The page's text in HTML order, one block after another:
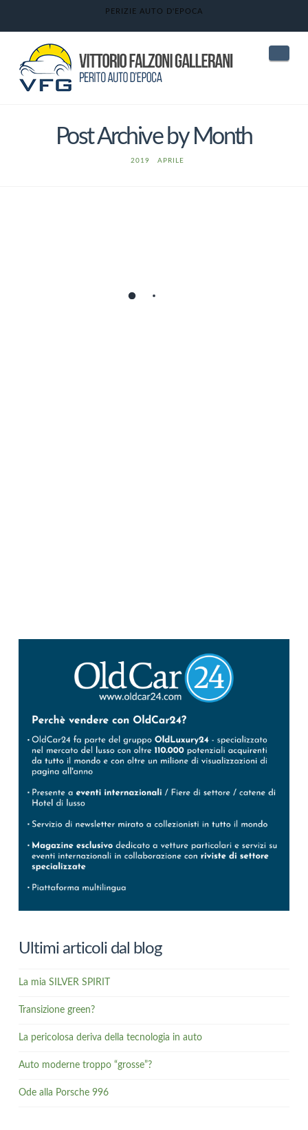
PERIZIE AUTO D'EPOCA
Post Archive by Month
HOME
2019 APRILE
Ultimi articoli dal blog
La mia SILVER SPIRIT
Transizione green?
La pericolosa deriva della tecnologia in auto
Auto moderne troppo “grosse”?
Ode alla Porsche 996